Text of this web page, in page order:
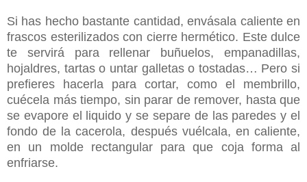
Si has hecho bastante cantidad, envásala caliente en
frascos esterilizados con cierre hermético. Este dulce
te servirá para rellenar buñuelos, empanadillas,
hojaldres, tartas o untar galletas o tostadas… Pero si
prefieres hacerla para cortar, como el membrillo,
cuécela más tiempo, sin parar de remover, hasta que
se evapore el liquido y se separe de las paredes y el
fondo de la cacerola, después vuélcala, en caliente,
en un molde rectangular para que coja forma al
enfriarse.